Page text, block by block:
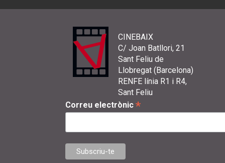
CINEBAIX
C/ Joan Batllori, 21
Sant Feliu de
Llobregat (Barcelona)
RENFE línia R1 i R4,
Sant Feliu
Correu electrònic *